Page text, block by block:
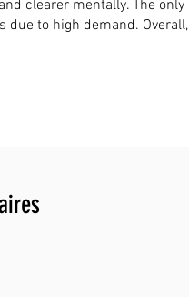
clearer mentally. The only
to high demand. Overall,